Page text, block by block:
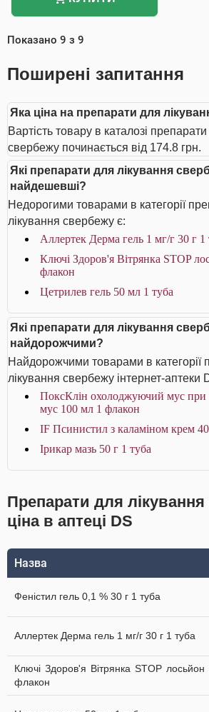
Показано 9 з 9
Поширені запитання
Яка ціна на препарати для
Вартість товару в каталозі
свербежу починається від 174.8 грн.
Які препарати для лікування
найдешевші?
Недорогими товарами в категорії
лікування свербежу є:
Аллертек Дерма гель 1 мг/г 30 г 1
Ключі Здоров'я Вітрянка STOP
флакон
Цетрилев гель 50 мл 1 туба
Які препарати для лікування
найдорожчими?
Найдорожчими товарами в категорії
лікування свербежу інтернет-аптеки
ПоксКлін охолоджуючий мус при
мус 100 мл 1 флакон
IF Псинистил з каламіном крем
Ірикар мазь 50 г 1 туба
Препарати для
ціна в аптеці DS
Назва
Феністил гель 0,1 % 30 г 1 туба
Аллертек Дерма гель 1 мг/г 30 г 1 туба
Ключі Здоров'я Вітрянка STOP
флакон